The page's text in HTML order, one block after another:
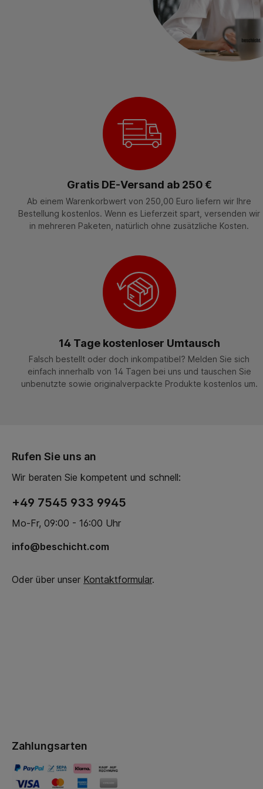
Gratis DE-Versand ab 250 €
Ab einem Warenkorbwert von 250,00 Euro liefern wir Ihre
Bestellung kostenlos. Wenn es Lieferzeit spart, versenden wir
in mehreren Paketen, natürlich ohne zusätzliche Kosten.
14 Tage kostenloser Umtausch
Falsch bestellt oder doch inkompatibel? Melden Sie sich
einfach innerhalb von 14 Tagen bei uns und tauschen Sie
unbenutzte sowie originalverpackte Produkte kostenlos um.
Rufen Sie uns an
Wir beraten Sie kompetent und schnell:
+49 7545 933 9945
Mo-Fr, 09:00 - 16:00 Uhr
info@beschicht.com
Oder über unser Kontaktformular.
Zahlungsarten